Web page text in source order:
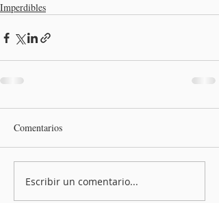
Imperdibles
Comentarios
Escribir un comentario...